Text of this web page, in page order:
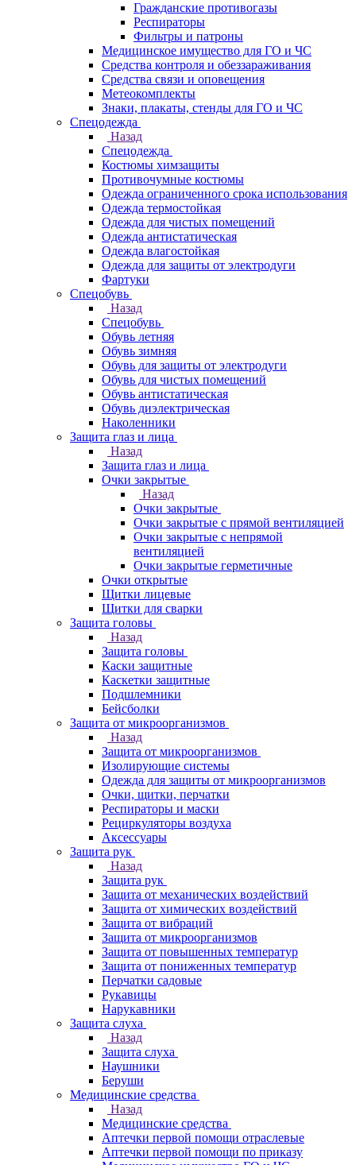
Гражданские противогазы
Респираторы
Фильтры и патроны
Медицинское имущество для ГО и ЧС
Средства контроля и обеззараживания
Средства связи и оповещения
Метеокомплекты
Знаки, плакаты, стенды для ГО и ЧС
Спецодежда
Назад
Спецодежда
Костюмы химзащиты
Противочумные костюмы
Одежда ограниченного срока использования
Одежда термостойкая
Одежда для чистых помещений
Одежда антистатическая
Одежда влагостойкая
Одежда для защиты от электродуги
Фартуки
Спецобувь
Назад
Спецобувь
Обувь летняя
Обувь зимняя
Обувь для защиты от электродуги
Обувь для чистых помещений
Обувь антистатическая
Обувь диэлектрическая
Наколенники
Защита глаз и лица
Назад
Защита глаз и лица
Очки закрытые
Назад
Очки закрытые
Очки закрытые с прямой вентиляцией
Очки закрытые с непрямой
вентиляцией
Очки закрытые герметичные
Очки открытые
Щитки лицевые
Щитки для сварки
Защита головы
Назад
Защита головы
Каски защитные
Каскетки защитные
Подшлемники
Бейсболки
Защита от микроорганизмов
Назад
Защита от микроорганизмов
Изолирующие системы
Одежда для защиты от микроорганизмов
Очки, щитки, перчатки
Респираторы и маски
Рециркуляторы воздуха
Аксессуары
Защита рук
Назад
Защита рук
Защита от механических воздействий
Защита от химических воздействий
Защита от вибраций
Защита от микроорганизмов
Защита от повышенных температур
Защита от пониженных температур
Перчатки садовые
Рукавицы
Нарукавники
Защита слуха
Назад
Защита слуха
Наушники
Беруши
Медицинские средства
Назад
Медицинские средства
Аптечки первой помощи отраслевые
Аптечки первой помощи по приказу